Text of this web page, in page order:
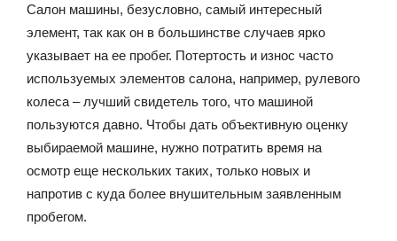
Салон машины, безусловно, самый интересный
элемент, так как он в большинстве случаев ярко
указывает на ее пробег. Потертость и износ часто
используемых элементов салона, например, рулевого
колеса – лучший свидетель того, что машиной
пользуются давно. Чтобы дать объективную оценку
выбираемой машине, нужно потратить время на
осмотр еще нескольких таких, только новых и
напротив с куда более внушительным заявленным
пробегом.